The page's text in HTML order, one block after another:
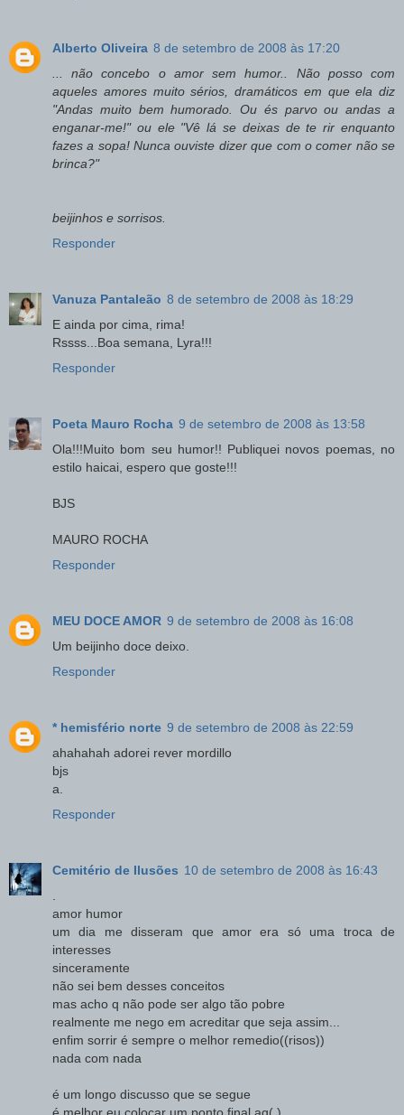
Alberto Oliveira 8 de setembro de 2008 às 17:20
... não concebo o amor sem humor.. Não posso com
aqueles amores muito sérios, dramáticos em que ela diz
"Andas muito bem humorado. Ou és parvo ou andas a
enganar-me!" ou ele "Vê lá se deixas de te rir enquanto
fazes a sopa! Nunca ouviste dizer que com o comer não se
brinca?"
beijinhos e sorrisos.
Responder
Vanuza Pantaleão 8 de setembro de 2008 às 18:29
E ainda por cima, rima!
Rssss...Boa semana, Lyra!!!
Responder
Poeta Mauro Rocha 9 de setembro de 2008 às 13:58
Ola!!!Muito bom seu humor!! Publiquei novos poemas, no
estilo haicai, espero que goste!!!
BJS
MAURO ROCHA
Responder
MEU DOCE AMOR 9 de setembro de 2008 às 16:08
Um beijinho doce deixo.
Responder
* hemisfério norte 9 de setembro de 2008 às 22:59
ahahahah adorei rever mordillo
bjs
a.
Responder
Cemitério de Ilusões 10 de setembro de 2008 às 16:43
amor humor
um dia me disseram que amor era só uma troca de
interesses
sinceramente
não sei bem desses conceitos
mas acho q não pode ser algo tão pobre
realmente me nego em acreditar que seja assim...
enfim sorrir é sempre o melhor remedio((risos))
nada com nada
é um longo discusso que se segue
é melhor eu colocar um ponto final aq(.)